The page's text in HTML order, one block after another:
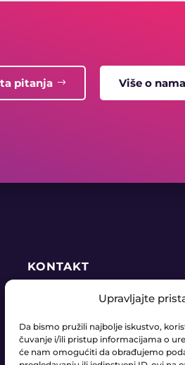
Upravljajte
Da bismo pružili najbolje iskustvo,
čuvanje i/ili pristup informacijama o
će nam omogućiti da obrađujemo
pitanja Više o nama
KONTAKT
+385 91 888 6406
prodaja@ledaudio.hr